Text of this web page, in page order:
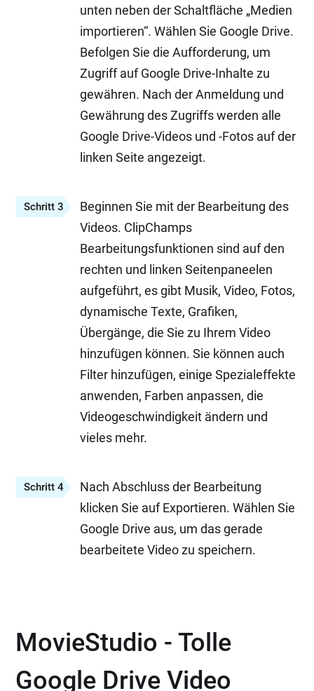
unten neben der Schaltfläche „Medien
importieren“. Wählen Sie Google Drive.
Befolgen Sie die Aufforderung, um
Zugriff auf Google Drive-Inhalte zu
gewähren. Nach der Anmeldung und
Gewährung des Zugriffs werden alle
Google Drive-Videos und -Fotos auf der
linken Seite angezeigt.
Schritt 3
Beginnen Sie mit der Bearbeitung des
Videos. ClipChamps
Bearbeitungsfunktionen sind auf den
rechten und linken Seitenpaneelen
aufgeführt, es gibt Musik, Video, Fotos,
dynamische Texte, Grafiken,
Übergänge, die Sie zu Ihrem Video
hinzufügen können. Sie können auch
Filter hinzufügen, einige Spezialeffekte
anwenden, Farben anpassen, die
Videogeschwindigkeit ändern und
vieles mehr.
Schritt 4
Nach Abschluss der Bearbeitung
klicken Sie auf Exportieren. Wählen Sie
Google Drive aus, um das gerade
bearbeitete Video zu speichern.
MovieStudio - Tolle
Google Drive Video